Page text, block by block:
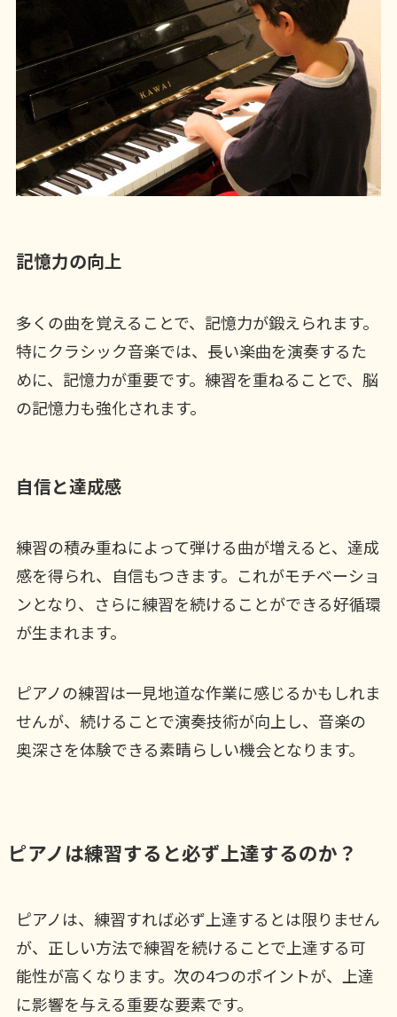
記憶力の向上
多くの曲を覚えることで、記憶力が鍛えられます。
特にクラシック音楽では、長い楽曲を演奏するた
めに、記憶力が重要です。練習を重ねることで、脳
の記憶力も強化されます。
自信と達成感
練習の積み重ねによって弾ける曲が増えると、達成
感を得られ、自信もつきます。これがモチベーショ
ンとなり、さらに練習を続けることができる好循環
が生まれます。
ピアノの練習は一見地道な作業に感じるかもしれま
せんが、続けることで演奏技術が向上し、音楽の
奥深さを体験できる素晴らしい機会となります。
ピアノは練習すると必ず上達するのか？
ピアノは、練習すれば必ず上達するとは限りません
が、正しい方法で練習を続けることで上達する可
能性が高くなります。次の4つのポイントが、上達
に影響を与える重要な要素です。